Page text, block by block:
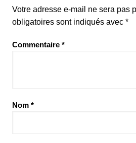
Votre adresse e-mail ne sera pas
obligatoires sont indiqués avec *
Commentaire *
Nom *